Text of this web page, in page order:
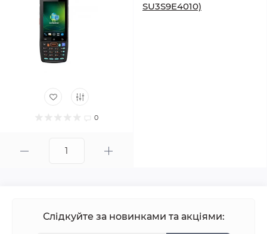
0
SU3S9E4010)
Слідкуйте за новинками та акціями: